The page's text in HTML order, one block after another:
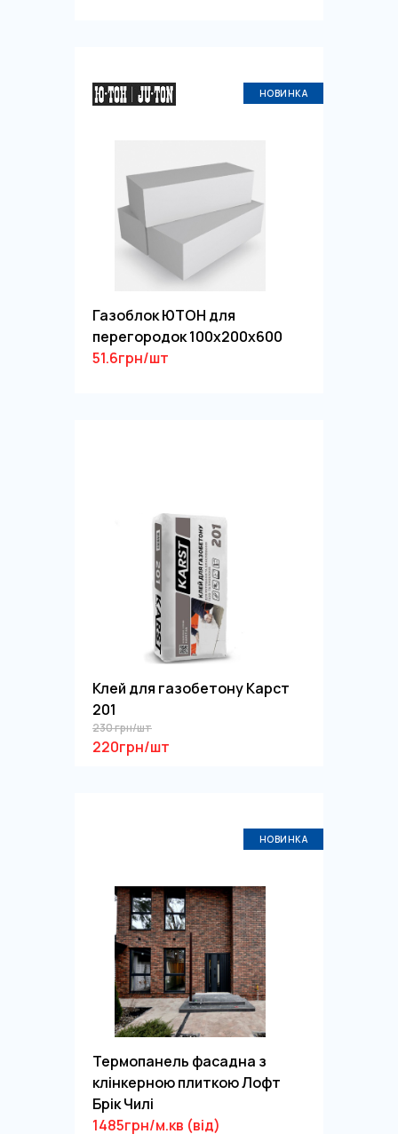
НОВИНКА
Газоблок ЮТОН для
перегородок 100х200х600
51.6грн/шт
Клей для газобетону Карст
201
230 грн/шт
220грн/шт
НОВИНКА
Термопанель фасадна з
клінкерною плиткою Лофт
Брік Чилі
1485грн/м.кв (від)